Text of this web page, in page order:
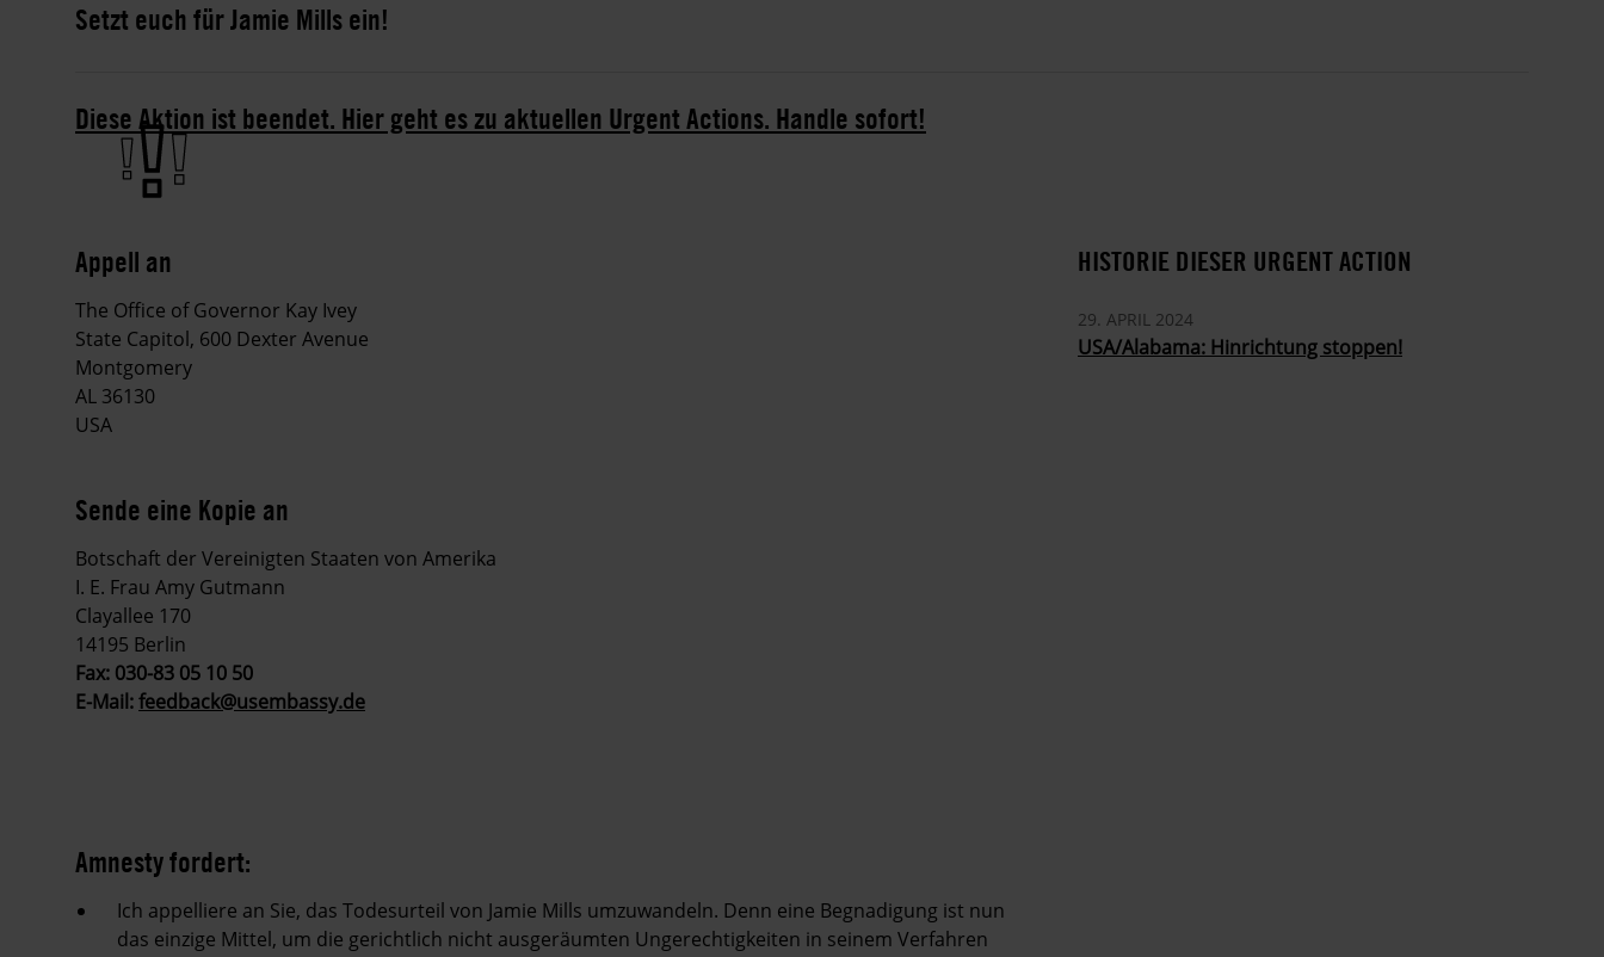
Setzt euch für Jamie Mills ein!
Diese Aktion ist beendet. Hier geht es zu aktuellen Urgent Actions. Handle sofort!
Appell an
The Office of Governor Kay Ivey
State Capitol, 600 Dexter Avenue
Montgomery
AL 36130
USA
Sende eine Kopie an
Botschaft der Vereinigten Staaten von Amerika
I. E. Frau Amy Gutmann
Clayallee 170
14195 Berlin
Fax: 030-83 05 10 50
E-Mail:feedback@usembassy.de
Amnesty fordert:
Ich appelliere an Sie, das Todesurteil von Jamie Mills umzuwandeln. Denn eine Begnadigung ist nun
das einzige Mittel, um die gerichtlich nicht ausgeräumten Ungerechtigkeiten in seinem Verfahren
HISTORIE DIESER URGENT ACTION
29. APRIL 2024
USA/Alabama: Hinrichtung stoppen!